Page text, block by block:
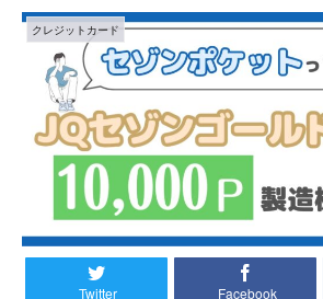
クレジットカード
Twitter Facebook